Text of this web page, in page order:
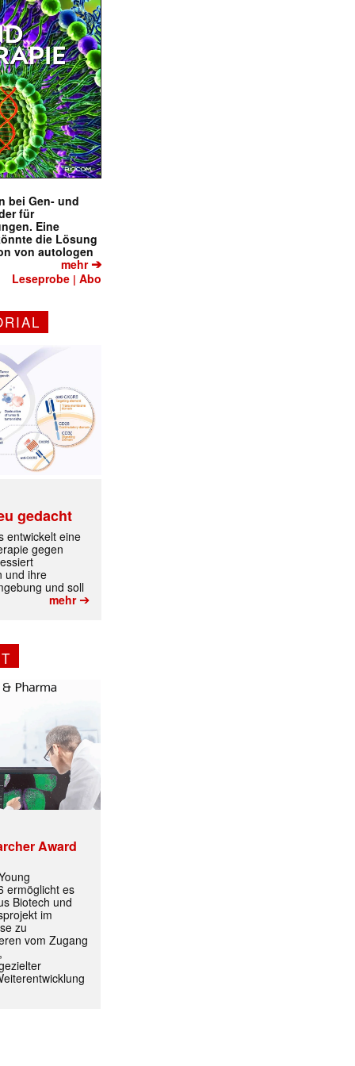
bei Gen- und
für
Eine
die Lösung
von autologen
mehr➔
Leseprobe |Abo
gedacht
entwickelt eine
gegen
und ihre
und soll
mehr➔
Award
ermöglicht es
Biotech und
im
zu
vom Zugang